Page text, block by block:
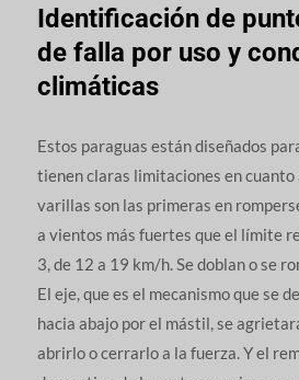
Identificación de
de falla por uso y
climáticas
Estos paraguas están diseñados
tienen claras limitaciones en cuanto
varillas son las primeras en
a vientos más fuertes que el límite
3, de 12 a 19 km/h. Se doblan o se
El eje, que es el mecanismo que se
hacia abajo por el mástil, se
abrirlo o cerrarlo a la fuerza. Y el